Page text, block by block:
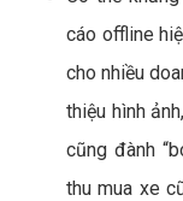
cáo offline
cho nhiều
thiệu hình
cũng đành
thu mua xe